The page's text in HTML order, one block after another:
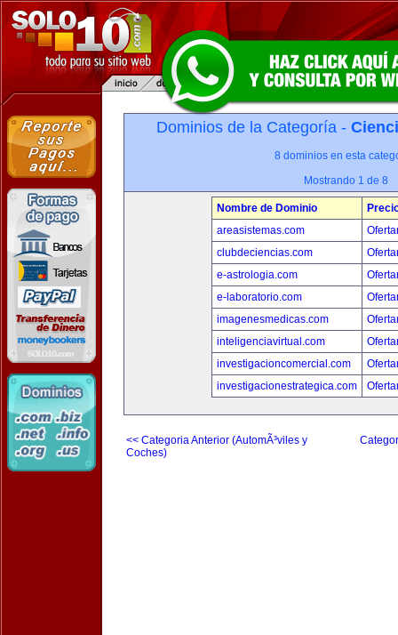
Dominios de la Categoría -
8 dominios en esta
Mostrando 1 de 8
Nombre de Dominio
areasistemas.com
clubdeciencias.com
e-astrologia.com
e-laboratorio.com
imagenesmedicas.com
inteligenciavirtual.com
investigacioncomercial.com
investigacionestrategica.com
<< Categoria Anterior (AutomÃ³viles y
Coches)